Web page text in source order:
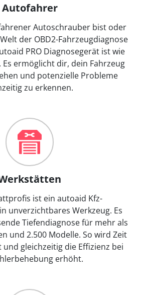
Autofahrer
Autoschrauber bist oder
der OBD2-Fahrzeugdiagnose
PRO Diagnosegerät ist wie
ermöglicht dir, dein Fahrzeug
und potenzielle Probleme
zu erkennen.
ist ein autoaid Kfz-
unverzichtbares Werkzeug. Es
Tiefendiagnose für mehr als
und 2.500 Modelle. So wird Zeit
gleichzeitig die Effizienz bei
erhöht.